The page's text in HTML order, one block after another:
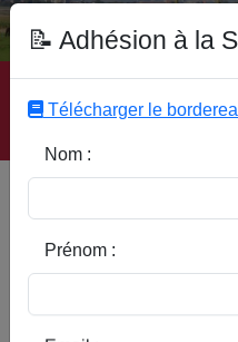
Accueil | Site SHPP |
Sous-Rubriques |
📝 Adhésion à la
Télécharger le
Nom :
Prénom :